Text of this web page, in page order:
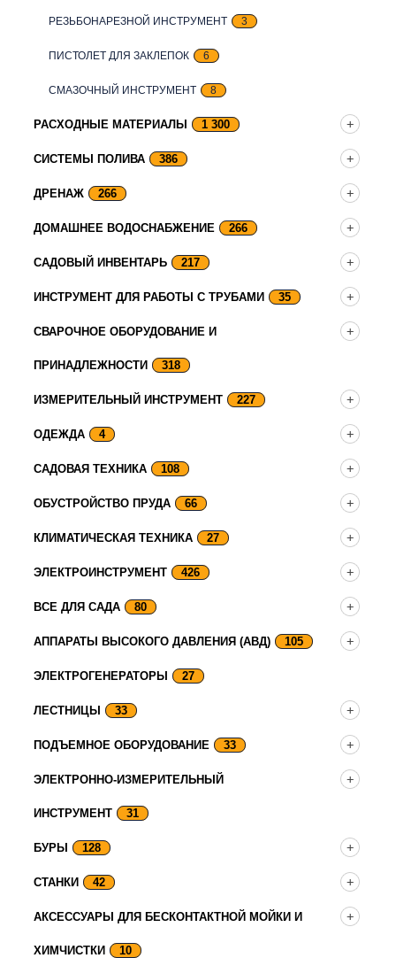
РЕЗЬБОНАРЕЗНОЙ ИНСТРУМЕНТ 3
ПИСТОЛЕТ ДЛЯ ЗАКЛЕПОК 6
СМАЗОЧНЫЙ ИНСТРУМЕНТ 8
РАСХОДНЫЕ МАТЕРИАЛЫ 1 300
СИСТЕМЫ ПОЛИВА 386
ДРЕНАЖ 266
ДОМАШНЕЕ ВОДОСНАБЖЕНИЕ 266
САДОВЫЙ ИНВЕНТАРЬ 217
ИНСТРУМЕНТ ДЛЯ РАБОТЫ С ТРУБАМИ 35
СВАРОЧНОЕ ОБОРУДОВАНИЕ И
ПРИНАДЛЕЖНОСТИ 318
ИЗМЕРИТЕЛЬНЫЙ ИНСТРУМЕНТ 227
ОДЕЖДА 4
САДОВАЯ ТЕХНИКА 108
ОБУСТРОЙСТВО ПРУДА 66
КЛИМАТИЧЕСКАЯ ТЕХНИКА 27
ЭЛЕКТРОИНСТРУМЕНТ 426
ВСЕ ДЛЯ САДА 80
АППАРАТЫ ВЫСОКОГО ДАВЛЕНИЯ (АВД) 105
ЭЛЕКТРОГЕНЕРАТОРЫ 27
ЛЕСТНИЦЫ 33
ПОДЪЕМНОЕ ОБОРУДОВАНИЕ 33
ЭЛЕКТРОННО-ИЗМЕРИТЕЛЬНЫЙ
ИНСТРУМЕНТ 31
БУРЫ 128
СТАНКИ 42
АКСЕССУАРЫ ДЛЯ БЕСКОНТАКТНОЙ МОЙКИ И
ХИМЧИСТКИ 10